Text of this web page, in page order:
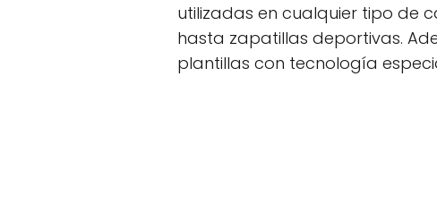
utilizadas en cualquier tipo de
hasta zapatillas deportivas.
plantillas con tecnología